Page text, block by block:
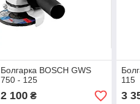
Болгарка BOSCH GWS
750 - 125
2 100₴
115
3